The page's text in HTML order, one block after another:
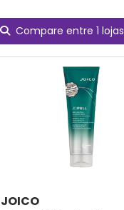
Compare entre 1 lojas
JOICO